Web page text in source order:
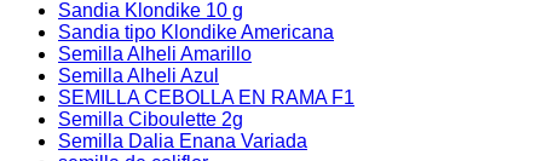
Sandia Klondike 10 g
Sandia tipo Klondike Americana
Semilla Alheli Amarillo
Semilla Alheli Azul
SEMILLA CEBOLLA EN RAMA F1
Semilla Ciboulette 2g
Semilla Dalia Enana Variada